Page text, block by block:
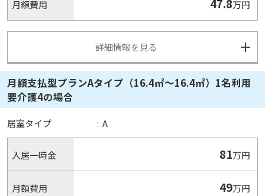
月額費用 47.8万円
詳細情報を見る
月額支払型プランAタイプ（16.4㎡～16.4㎡）1名利用
要介護4の場合
居室タイプ : A
入居一時金 81万円
月額費用 49万円